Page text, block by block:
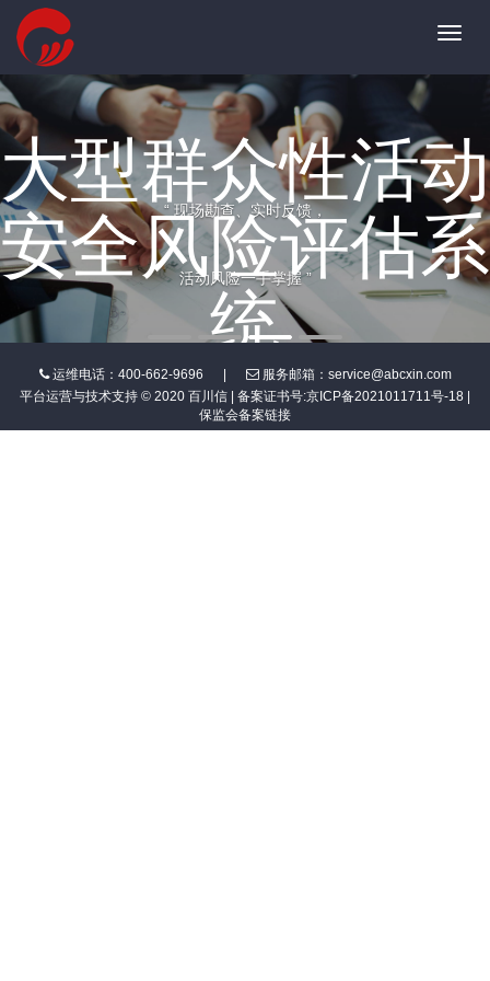
大型群众性活动
安全风险评估系
统
“ 现场勘查、实时反馈，
活动风险一手掌握 ”
运维电话：400-662-9696
服务邮箱：service@abcxin.com
平台运营与技术支持 © 2020 百川信 | 备案证书号:京ICP备2021011711号-18
保监会备案链接